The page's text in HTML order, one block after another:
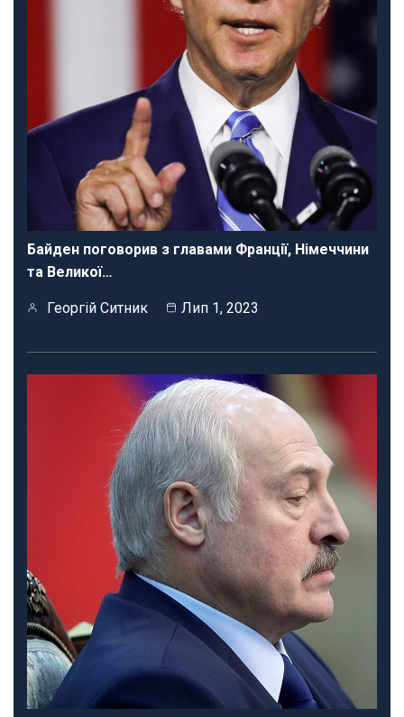
Байден поговорив з главами Франції, Німеччини
та Великої…
Георгій Ситник Лип 1, 2023